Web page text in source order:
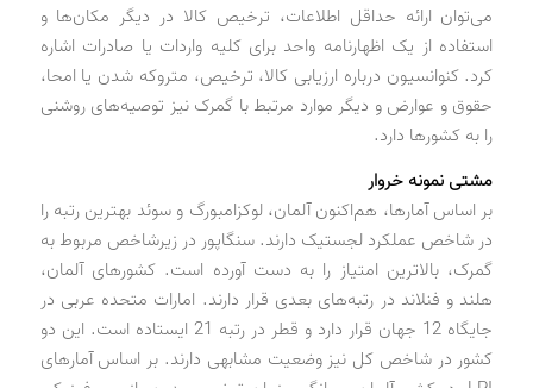
می‌توان ارائه حداقل اطلاعات، ترخیص کالا در دیگر مکان‌ها و
استفاده از یک اظهارنامه واحد برای کلیه واردات یا صادرات اشاره
کرد. کنوانسیون درباره ارزیابی کالا، ترخیص، متروکه شدن یا امحا،
حقوق و عوارض و دیگر موارد مرتبط با گمرک نیز توصیه‌های روشنی
را به کشورها دارد.
مشتی نمونه خروار
بر اساس آمارها، هم‌اکنون آلمان، لوکزامبورگ و سوئد بهترین رتبه را
در شاخص عملکرد لجستیک دارند. سنگاپور در زیرشاخص مربوط به
گمرک، بالاترین امتیاز را به دست آورده است. کشورهای آلمان،
هلند و فنلاند در رتبه‌های بعدی قرار دارند. امارات متحده عربی در
جایگاه 12 جهان قرار دارد و قطر در رتبه 21 ایستاده است. این دو
کشور در شاخص کل نیز وضعیت مشابهی دارند. بر اساس آمارهای